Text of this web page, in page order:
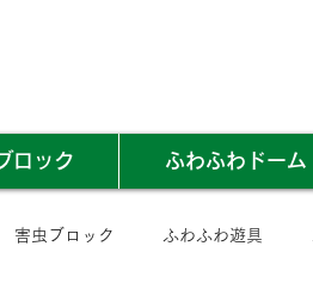
ロック ふわふわドーム
害虫ブロック ふわふわ遊具